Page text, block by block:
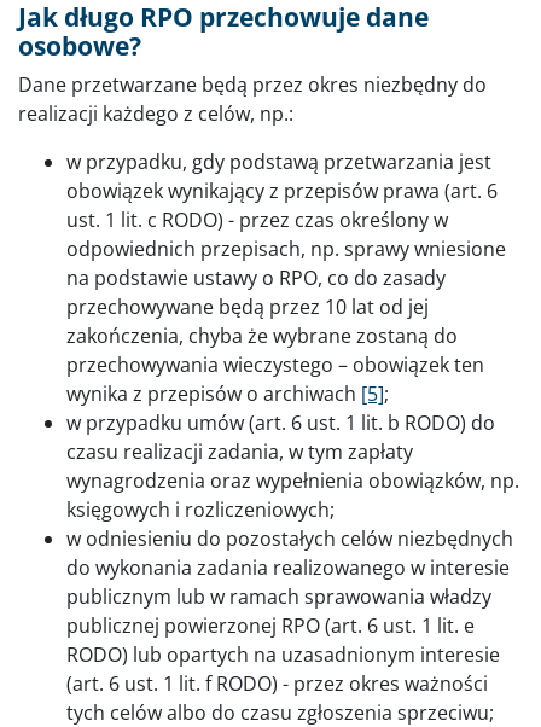
Jak długo RPO przechowuje dane
osobowe?
Dane przetwarzane będą przez okres niezbędny do
realizacji każdego z celów, np.:
w przypadku, gdy podstawą przetwarzania jest
obowiązek wynikający z przepisów prawa (art. 6
ust. 1 lit. c RODO) - przez czas określony w
odpowiednich przepisach, np. sprawy wniesione
na podstawie ustawy o RPO, co do zasady
przechowywane będą przez 10 lat od jej
zakończenia, chyba że wybrane zostaną do
przechowywania wieczystego – obowiązek ten
wynika z przepisów o archiwach [5];
w przypadku umów (art. 6 ust. 1 lit. b RODO) do
czasu realizacji zadania, w tym zapłaty
wynagrodzenia oraz wypełnienia obowiązków, np.
księgowych i rozliczeniowych;
w odniesieniu do pozostałych celów niezbędnych
do wykonania zadania realizowanego w interesie
publicznym lub w ramach sprawowania władzy
publicznej powierzonej RPO (art. 6 ust. 1 lit. e
RODO) lub opartych na uzasadnionym interesie
(art. 6 ust. 1 lit. f RODO) - przez okres ważności
tych celów albo do czasu zgłoszenia sprzeciwu;